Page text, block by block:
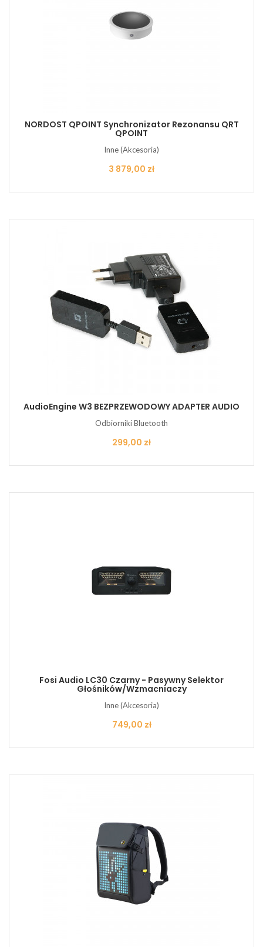
NORDOST QPOINT Synchronizator Rezonansu QRT
QPOINT
Inne (Akcesoria)
Cena
3 879,00 zł
AudioEngine W3 BEZPRZEWODOWY ADAPTER AUDIO
Odbiorniki Bluetooth
Cena
299,00 zł
Fosi Audio LC30 Czarny - Pasywny Selektor
Głośników/Wzmacniaczy
Inne (Akcesoria)
Cena
749,00 zł